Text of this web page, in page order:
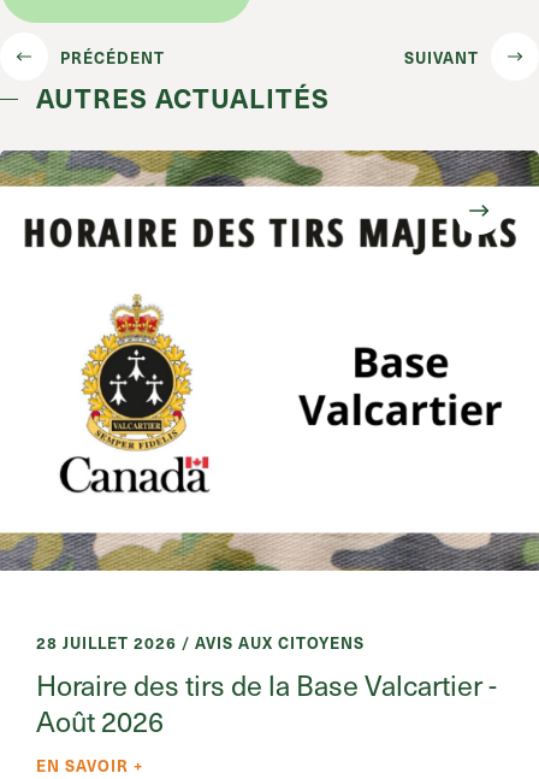
PRÉCÉDENT SUIVANT
AUTRES ACTUALITÉS
28 JUILLET 2026 / AVIS AUX CITOYENS
Horaire des tirs de la Base Valcartier -
Août 2026
EN SAVOIR +